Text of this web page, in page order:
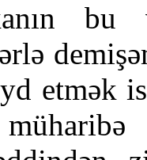
bu
etmək